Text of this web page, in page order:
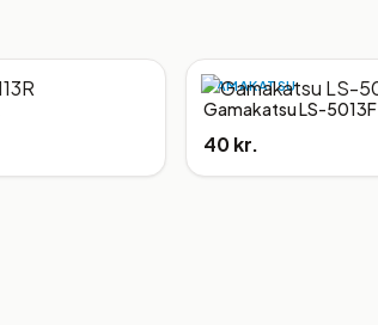
GAMAKATSU
Gamakatsu LS-5013F
40 kr.